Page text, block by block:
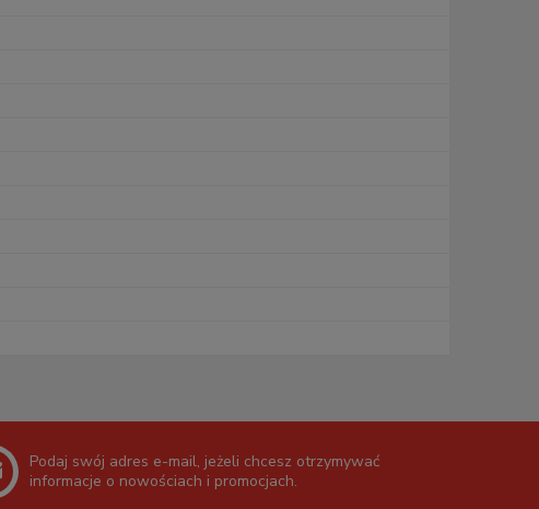
Podaj swój adres e-mail, jeżeli chcesz otrzymywać
informacje o nowościach i promocjach.